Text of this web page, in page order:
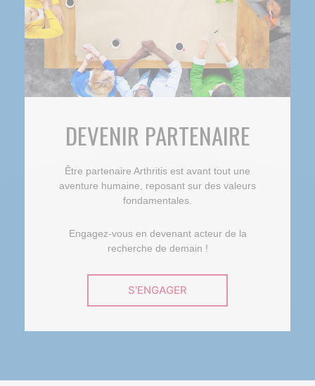
DEVENIR PARTENAIRE
Être partenaire Arthritis est avant tout une
aventure humaine, reposant sur des valeurs
fondamentales.
Engagez-vous en devenant acteur de la
recherche de demain !
S'ENGAGER